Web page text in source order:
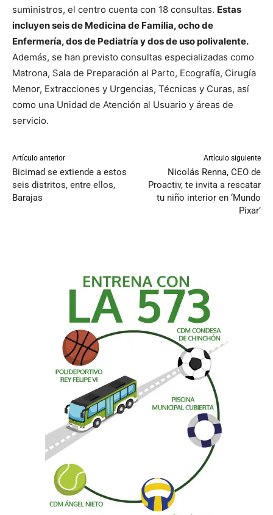
suministros, el centro cuenta con 18 consultas. Estas
incluyen seis de Medicina de Familia, ocho de
Enfermería, dos de Pediatría y dos de uso polivalente.
Además, se han previsto consultas especializadas como
Matrona, Sala de Preparación al Parto, Ecografía, Cirugía
Menor, Extracciones y Urgencias, Técnicas y Curas, así
como una Unidad de Atención al Usuario y áreas de
servicio.
Artículo anterior
Bicimad se extiende a estos
seis distritos, entre ellos,
Barajas
Artículo siguiente
Nicolás Renna, CEO de
Proactiv, te invita a rescatar
tu niño interior en ‘Mundo
Pixar’